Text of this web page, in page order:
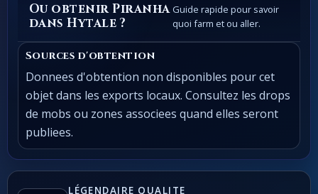
Ou obtenir Piranha
dans Hytale ?
Guide rapide pour savoir
quoi farm et ou aller.
Sources d'obtention
Donnees d'obtention non disponibles pour cet
objet dans les exports locaux. Consultez les drops
de mobs ou zones associees quand elles seront
publiees.
LÉGENDAIRE QUALITE